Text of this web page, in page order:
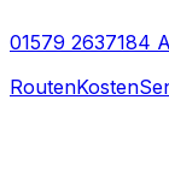
01579 2637184
RoutenKosten